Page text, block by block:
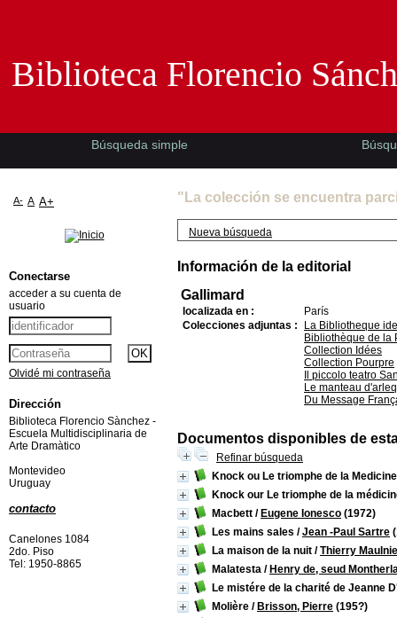
"La colección se encuentra
Nueva búsqueda
Información de la editorial
Gallimard
localizada en :
París
Colecciones adjuntas :
La Bibliotheque
Bibliothèque de la
Collection Idées
Collection Pourpre
Il piccolo teatro
Le manteau
Du Message
Documentos disponibles de
Refinar búsqueda
Knock ou Le triomphe de la Medicine
Knock our Le triomphe de la
Macbett / Eugene Ionesco (1972)
Les mains sales /Jean -Paul Sartre
La maison de la nuit /Thierry
Malatesta / Henry de, seud
Le mistére de la charité de Jeanne
Molière / Brisson, Pierre (195?)
Biblioteca Florencio
Búsqueda simple
A- A A+
Conectarse
acceder a su cuenta de
usuario
Olvidé mi contraseña
Dirección
Biblioteca Florencio Sànchez -
Escuela Multidisciplinaria de
Arte Dramàtico
Montevideo
Uruguay
contacto
Canelones 1084
2do. Piso
Tel: 1950-8865